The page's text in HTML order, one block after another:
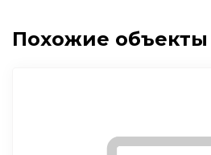
Похожие объекты